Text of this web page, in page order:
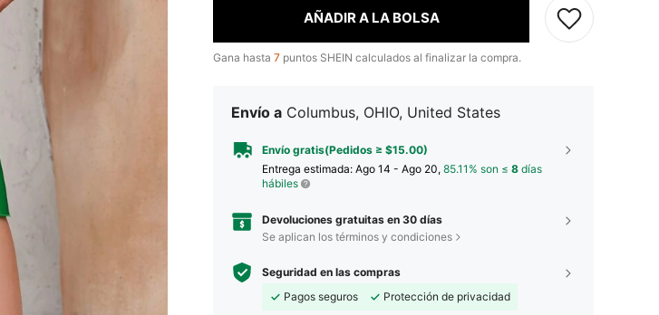
AÑADIR A LA BOLSA
Gana hasta 7 puntos SHEIN calculados al finalizar la compra.
Envío a Columbus, OHIO, United States
Envío gratis(Pedidos ≥ $15.00)
Entrega estimada: Ago 14 - Ago 20, 85.11% son ≤ 8 días
hábiles
Devoluciones gratuitas en 30 días
Se aplican los términos y condiciones
Seguridad en las compras
Pagos seguros
Protección de privacidad